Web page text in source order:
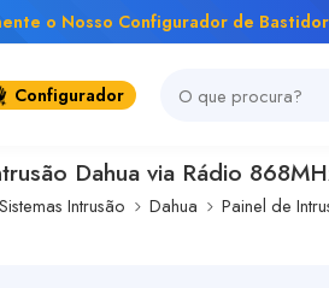
o Nosso Configurador de
Configurador
Dahua via Rádio
Sistemas Intrusão Dahua Painel de